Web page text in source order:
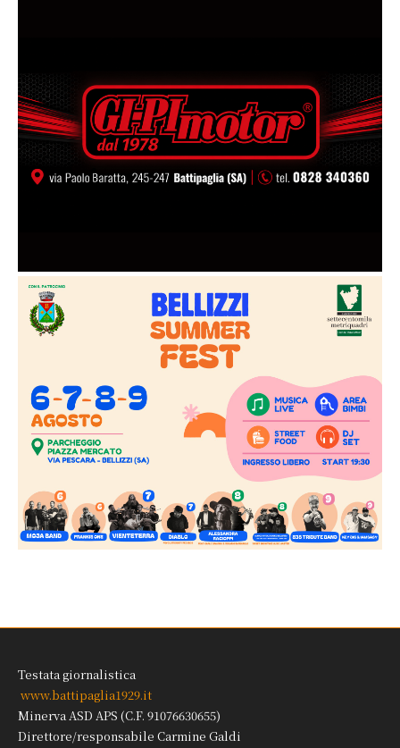
Testata giornalistica
www.battipaglia1929.it
Minerva ASD APS (C.F. 91076630655)
Direttore/responsabile Carmine Galdi